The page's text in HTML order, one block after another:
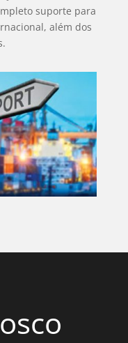
suporte para
além dos